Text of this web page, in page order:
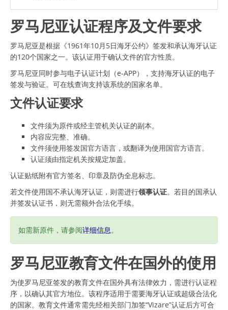
罗马尼亚认证程序及文件要求
罗马尼亚是根据《1961年10月5日海牙公约》签发和承认海牙认证
的120个国家之一。该认证用于确认文件的官方性质。
罗马尼亚同时参与电子认证计划（e-APP），支持海牙认证的电子
签发与验证。可在线查询支持该系统的国家名单。
文件认证要求
文件须为原件或经主管机关认证的副本。
内容应完整、准确。
文件须使用签发国官方语言，或翻译为使用国官方语言。
认证须由指定机关按规定加盖。
认证贴纸附有官方签名、印章及防伪全息标志。
若文件使用国不承认海牙认证，则需进行领事认证。若目的国承认
并签发认证书，则无需额外合法化手续。
如需新原件，请参阅详细信息 。
罗马尼亚教育文件在国外的使用
为使罗马尼亚签发的教育文件在国外具有法律效力，需进行认证程
序，以确认其官方地位。该程序适用于需要海牙认证或超级合法化
的国家。教育文件通常需先经相关部门加签“Vizare”认证后方可合